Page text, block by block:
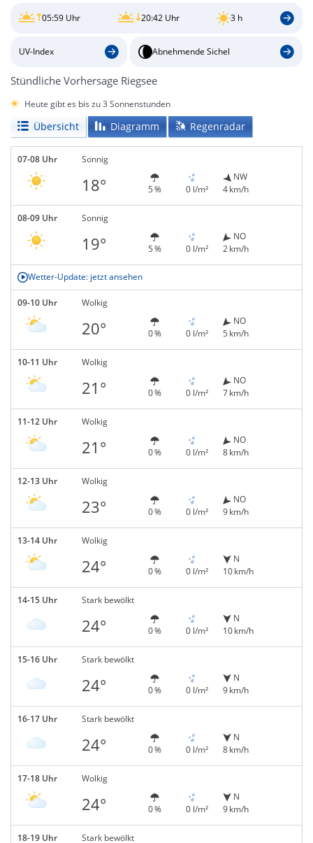
05:59 Uhr 20:42 Uhr 3 h
UV-Index Abnehmende Sichel
Stündliche Vorhersage Riegsee
Heute gibt es bis zu 3 Sonnenstunden
Übersicht Diagramm Regenradar
07-08 Uhr Sonnig
18° 5 % 0 l/m²
NW
4 km/h
08-09 Uhr Sonnig
19° 5 % 0 l/m²
NO
2 km/h
Wetter-Update: jetzt ansehen
09-10 Uhr Wolkig
20° 0 % 0 l/m²
NO
5 km/h
10-11 Uhr Wolkig
21° 0 % 0 l/m²
NO
7 km/h
11-12 Uhr Wolkig
21° 0 % 0 l/m²
NO
8 km/h
12-13 Uhr Wolkig
23° 0 % 0 l/m²
NO
9 km/h
13-14 Uhr Wolkig
24° 0 % 0 l/m²
N
10 km/h
14-15 Uhr Stark bewölkt
24° 0 % 0 l/m²
N
10 km/h
15-16 Uhr Stark bewölkt
24° 0 % 0 l/m²
N
9 km/h
16-17 Uhr Stark bewölkt
24° 0 % 0 l/m²
N
8 km/h
17-18 Uhr Wolkig
24° 0 % 0 l/m²
N
9 km/h
18-19 Uhr Stark bewölkt